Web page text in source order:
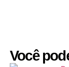
Você